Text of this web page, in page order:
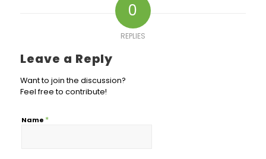
0
REPLIES
Leave a Reply
Want to join the discussion?
Feel free to contribute!
Name *